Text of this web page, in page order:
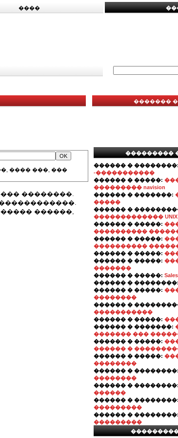
����
���� ���, ���
��������.
������,
�������
���������
������ � ��������:
-�����������
������ � �����:
��������� navision
������ � �������:
�����
������ �
�������������
������ � �����:
����������
������ � �����:
����������
������ � �����:
������ � �����:
�������
������ � �����:
������ � ��������:
������ � �����:
��������
������ �
�����������
������ � �����:
������ � �������:
������� ���
������ � �����:
������ �
������ � �����:
��������
������ � ��������:
��������
������ � ��������:
������
������ � ��������:
���������
������ � ��������:
���������